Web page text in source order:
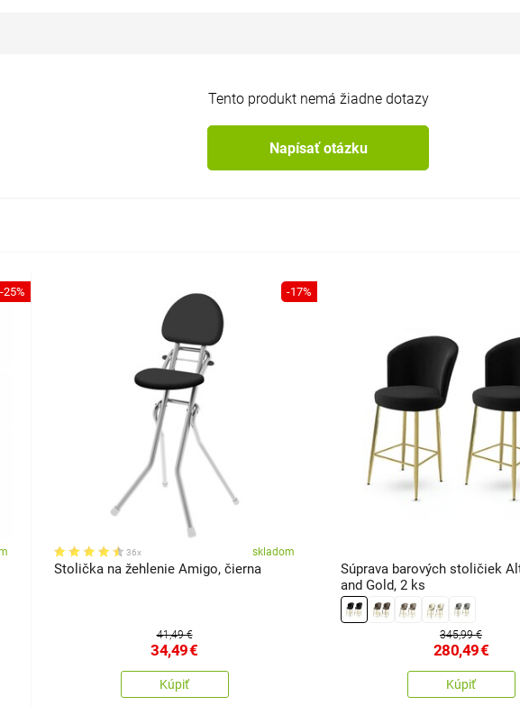
Tento produkt nemá žiadne dotazy
Napísať otázku
-25% -17%
36x skladom
Stolička na žehlenie Amigo, čierna
41,49 €
34,49€
Kúpiť
Súprava barových stoličiek
and Gold, 2 ks
345,99 €
280,49€
Kúpiť